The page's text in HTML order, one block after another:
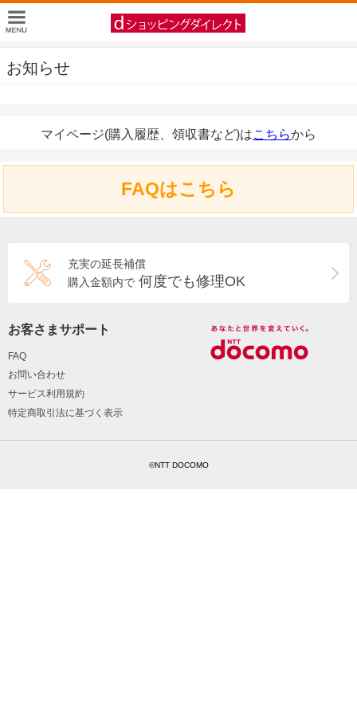
お知らせ
マイページ(購入履歴、領収書など)はこちらから
FAQはこちら
充実の延長補償
購入金額内で 何度でも修理OK
お客さまサポート
FAQ
お問い合わせ
サービス利用規約
特定商取引法に基づく表示
©NTT DOCOMO